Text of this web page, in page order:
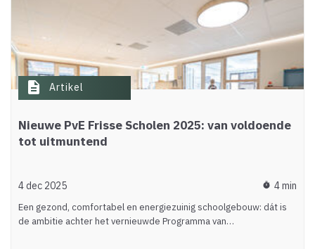
description Artikel
Nieuwe PvE Frisse Scholen 2025: van voldoende
tot uitmuntend
4 dec 2025 timer 4 min
Een gezond, comfortabel en energiezuinig schoolgebouw: dát is
de ambitie achter het vernieuwde Programma van…